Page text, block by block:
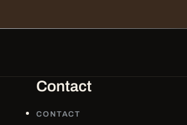
Contact
CONTACT